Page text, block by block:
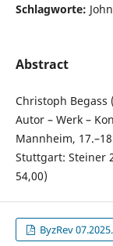
Schlagworte:
Abstract
Christoph Begass
Autor – Werk –
Mannheim,
Stuttgart: Steiner
54,00)
ByzRev